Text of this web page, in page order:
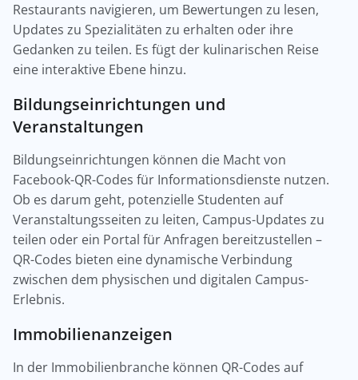
Restaurants navigieren, um Bewertungen zu lesen,
Updates zu Spezialitäten zu erhalten oder ihre
Gedanken zu teilen. Es fügt der kulinarischen Reise
eine interaktive Ebene hinzu.
Bildungseinrichtungen und
Veranstaltungen
Bildungseinrichtungen können die Macht von
Facebook-QR-Codes für Informationsdienste nutzen.
Ob es darum geht, potenzielle Studenten auf
Veranstaltungsseiten zu leiten, Campus-Updates zu
teilen oder ein Portal für Anfragen bereitzustellen –
QR-Codes bieten eine dynamische Verbindung
zwischen dem physischen und digitalen Campus-
Erlebnis.
Immobilienanzeigen
In der Immobilienbranche können QR-Codes auf